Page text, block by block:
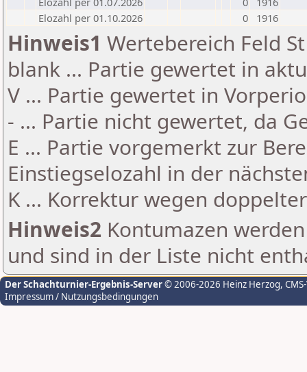
Elozahl per 01.10.2026
0 1916
Hinweis1 Wertebereich Feld
blank ... Partie gewertet in
V ... Partie gewertet in
- ... Partie nicht gewertet, da
E ... Partie vorgemerkt zur
Einstiegselozahl in der
K ... Korrektur wegen
Hinweis2 Kontumazen
und sind in der Liste nicht
Der Schachturnier-Ergebnis-Server© 2006-2026 Heinz Herzog,
Impressum / Nutzungsbedingungen